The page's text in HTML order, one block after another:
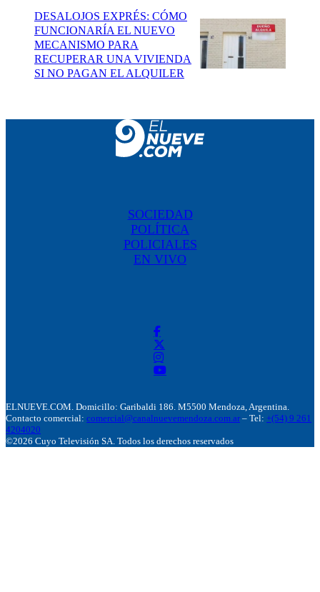
DESALOJOS EXPRÉS: CÓMO
FUNCIONARÍA EL NUEVO
MECANISMO PARA
RECUPERAR UNA VIVIENDA
SI NO PAGAN EL ALQUILER
SOCIEDAD
POLÍTICA
POLICIALES
EN VIVO
ELNUEVE.COM. Domicillo: Garibaldi 186. M5500 Mendoza, Argentina.
Contacto comercial: comercial@canalnuevemendoza.com.ar – Tel: +(54) 9 261
4204020
©2026 Cuyo Televisión SA. Todos los derechos reservados